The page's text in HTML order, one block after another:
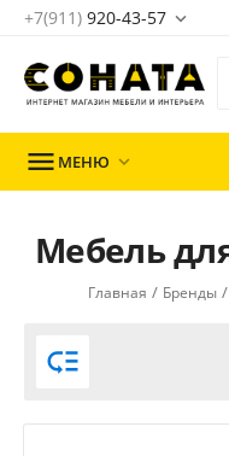
+7(911) 920-43-57 
 МЕНЮ 
Мебель
Главная / Бренды /
